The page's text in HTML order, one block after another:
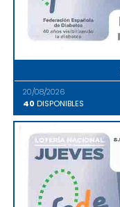
20/08/2026
40 DISPONIBLES